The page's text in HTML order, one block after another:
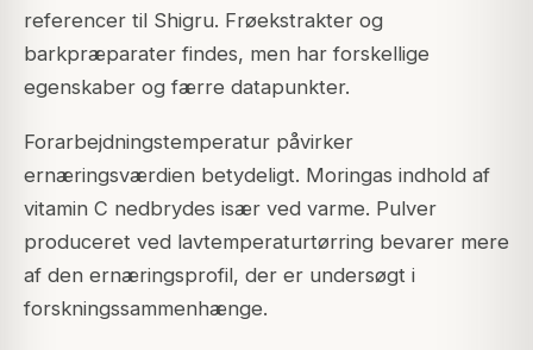
referencer til Shigru. Frøekstrakter og
barkpræparater findes, men har forskellige
egenskaber og færre datapunkter.
Forarbejdningstemperatur påvirker
ernæringsværdien betydeligt. Moringas indhold af
vitamin C nedbrydes især ved varme. Pulver
produceret ved lavtemperaturtørring bevarer mere
af den ernæringsprofil, der er undersøgt i
forskningssammenhænge.